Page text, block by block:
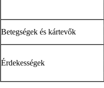
Betegségek és kártevők
Érdekességek